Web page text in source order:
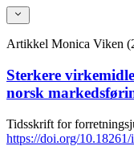
Artikkel Monica Viken
Sterkere
norsk
Tidsskrift for
https://doi.org/